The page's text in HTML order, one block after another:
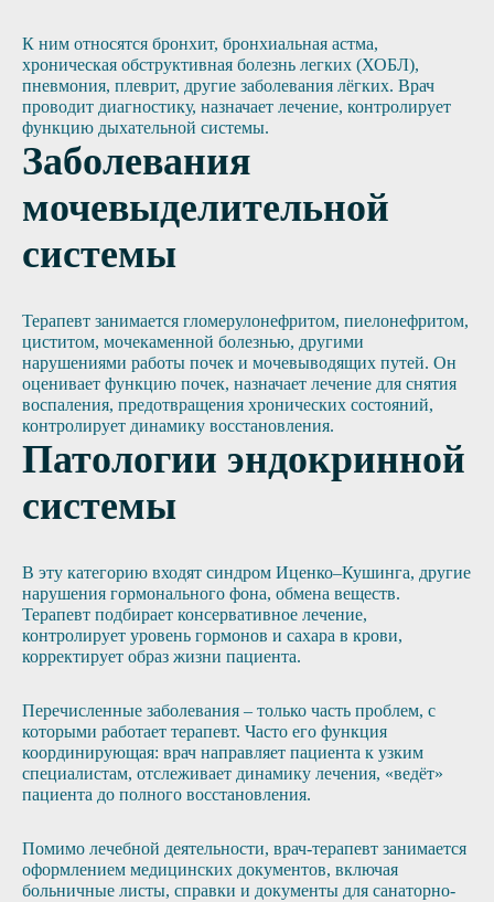
К ним относятся бронхит, бронхиальная астма,
хроническая обструктивная болезнь легких (ХОБЛ),
пневмония, плеврит, другие заболевания лёгких. Врач
проводит диагностику, назначает лечение, контролирует
функцию дыхательной системы.
Заболевания
мочевыделительной
системы
Терапевт занимается гломерулонефритом, пиелонефритом,
циститом, мочекаменной болезнью, другими
нарушениями работы почек и мочевыводящих путей. Он
оценивает функцию почек, назначает лечение для снятия
воспаления, предотвращения хронических состояний,
контролирует динамику восстановления.
Патологии эндокринной
системы
В эту категорию входят синдром Иценко–Кушинга, другие
нарушения гормонального фона, обмена веществ.
Терапевт подбирает консервативное лечение,
контролирует уровень гормонов и сахара в крови,
корректирует образ жизни пациента.
Перечисленные заболевания – только часть проблем, с
которыми работает терапевт. Часто его функция
координирующая: врач направляет пациента к узким
специалистам, отслеживает динамику лечения, «ведёт»
пациента до полного восстановления.
Помимо лечебной деятельности, врач-терапевт занимается
оформлением медицинских документов, включая
больничные листы, справки и документы для санаторно-